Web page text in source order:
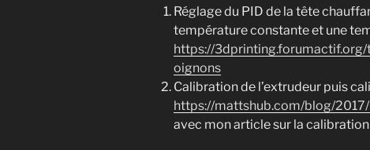
Réglage du PID de la tête
température constante et une
https://
oignons
Calibration de l’extrudeur puis
https://mattshub.com/blog/
avec mon article sur la calibration